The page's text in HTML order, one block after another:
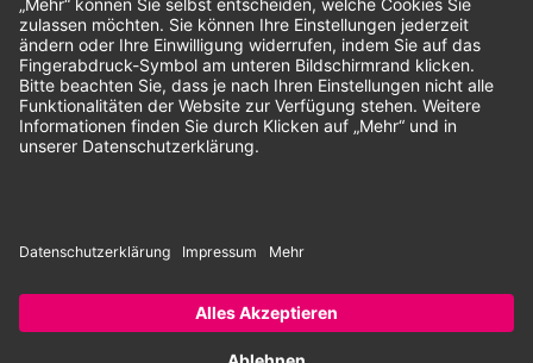
Unsere Zahlungsarten:
Rechnung SEPA-Lastschrift Vorkasse